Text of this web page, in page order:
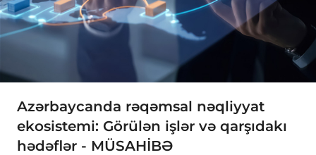
Azərbaycanda rəqəmsal nəqliyyat
ekosistemi: Görülən işlər və qarşıdakı
hədəflər - MÜSAHİBƏ